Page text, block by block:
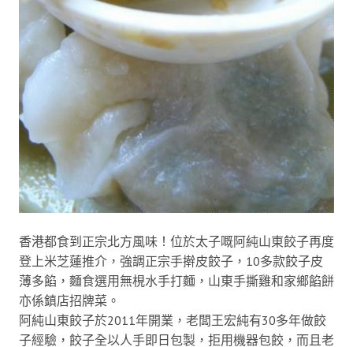
香港都食到正宗北方風味！位於太子嘅阿純山東餃子再度
登上米芝蓮推介，強調正宗手擀皮餃子，10多款餃子皮
薄多餡，麵食選用無梘水手打麵，山東手撕雞和家鄉餡餅
亦係鎮店招牌菜。
阿純山東餃子於2011年開業，老闆王宏純有30多年做餃
子經驗，餃子全以人手即日包製，拒用機器包餃，而且老